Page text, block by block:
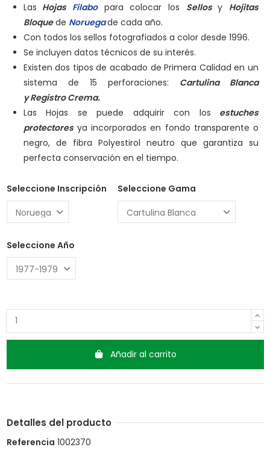
Las Hojas Filabo para colocar los Sellos y Hojitas
Bloquede Noruegade cada año.
Con todos los sellos fotografiados a color desde 1996.
Se incluyen datos técnicos de su interés.
Existen dos tipos de acabado de Primera Calidad en un
sistema de 15 perforaciones: Cartulina Blanca
yRegistro Crema.
Las Hojas se puede adquirir con los estuches
protectoresya incorporados en fondo transparente o
negro, de fibra Polyestirol neutro que garantiza su
perfecta conservación en el tiempo.
Seleccione Inscripción Seleccione Gama
Seleccione Año
Añadir al carrito
Detalles del producto
Referencia 1002370